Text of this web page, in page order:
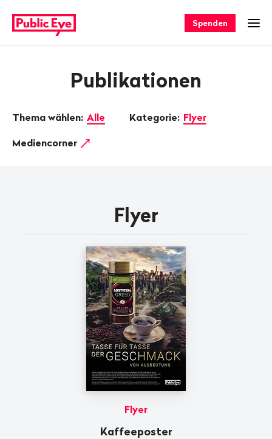
auf
publiceye.ch
Spenden
Publikationen
Thema wählen: Alle Kategorie: Flyer
Mediencorner
Flyer
Flyer
Kaffeeposter